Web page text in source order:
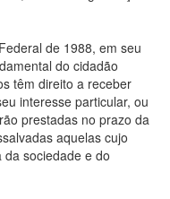
de 1988, em seu
do cidadão
têm direito a receber
interesse particular, ou
prestadas no prazo da
aquelas cujo
sociedade e do